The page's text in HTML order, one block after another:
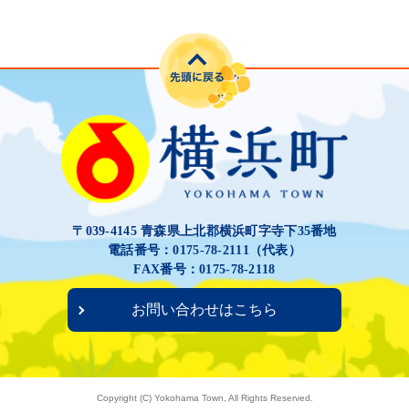
〒039-4145 青森県上北郡横浜町字寺下35番地
電話番号：0175-78-2111（代表）
FAX番号：0175-78-2118
お問い合わせはこちら
Copyright (C) Yokohama Town, All Rights Reserved.